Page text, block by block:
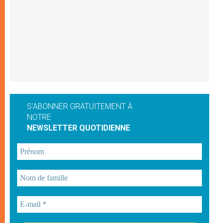
S'ABONNER GRATUITEMENT À
NOTRE
NEWSLETTER QUOTIDIENNE